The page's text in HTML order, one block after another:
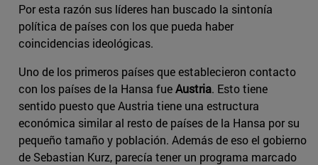
Por esta razón sus líderes han buscado la sintonía
política de países con los que pueda haber
coincidencias ideológicas.
Uno de los primeros países que establecieron contacto
con los países de la Hansa fueAustria. Esto tiene
sentido puesto que Austria tiene una estructura
económica similar al resto de países de la Hansa por su
pequeño tamaño y población. Además de eso el gobierno
de Sebastian Kurz, parecía tener un programa marcado